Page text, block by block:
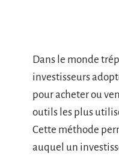
Dans le monde
investisseurs
pour acheter ou
outils les plus
Cette méthode
auquel un